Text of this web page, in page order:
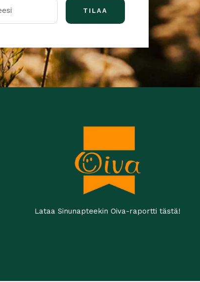
TILAA
Lataa Sinunapteekin Oiva-raportti tästä!